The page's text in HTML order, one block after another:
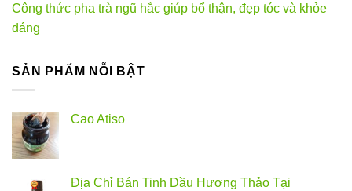
Công thức pha trà ngũ hắc giúp bổ thận, đẹp tóc và khỏe
dáng
SẢN PHẨM NỖI BẬT
Cao Atiso
Địa Chỉ Bán Tinh Dầu Hương Thảo Tại